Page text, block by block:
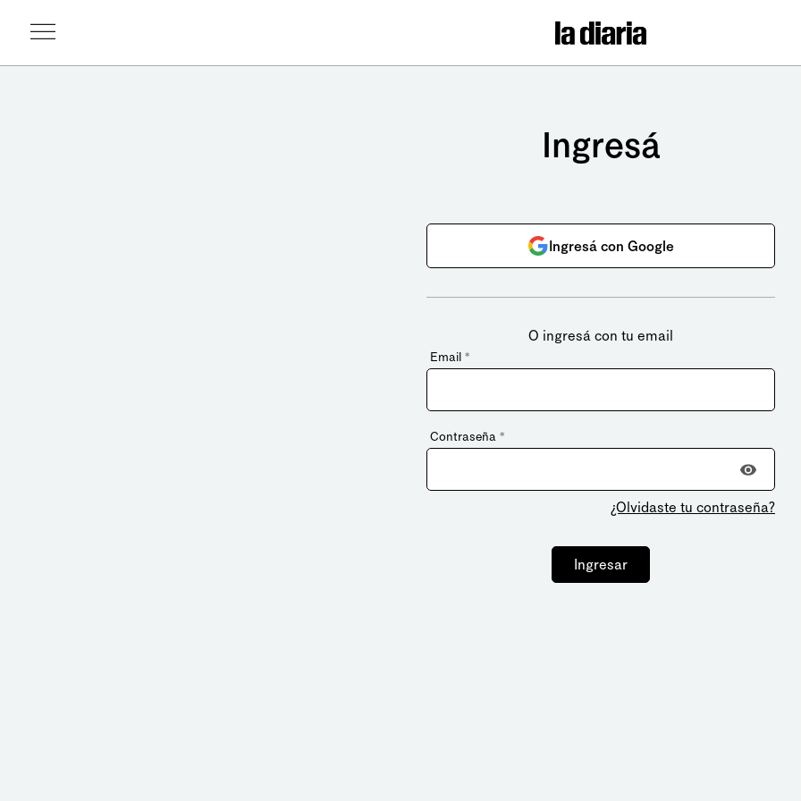
Ingresá
Ingresá con Google
O ingresá con tu email
Email *
Contraseña *
¿Olvidaste tu contraseña?
Ingresar